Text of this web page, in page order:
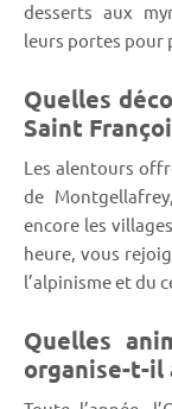
desserts aux
leurs portes pour
Quelles
Saint
Les alentours
de
encore les
heure, vous
l’alpinisme et du
Quelles
organise-t-il